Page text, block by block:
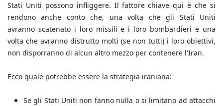
Stati Uniti possono infliggere. Il fattore chiave qui è che si
rendono anche conto che, una volta che gli Stati Uniti
avranno scatenato i loro missili e i loro bombardieri e una
volta che avranno distrutto molti (se non tutti) i loro obiettivi,
non disporranno di alcun altro mezzo per contenere l'Iran.
Ecco quale potrebbe essere la strategia iraniana:
Se gli Stati Uniti non fanno nulla o si limitano ad attacchi